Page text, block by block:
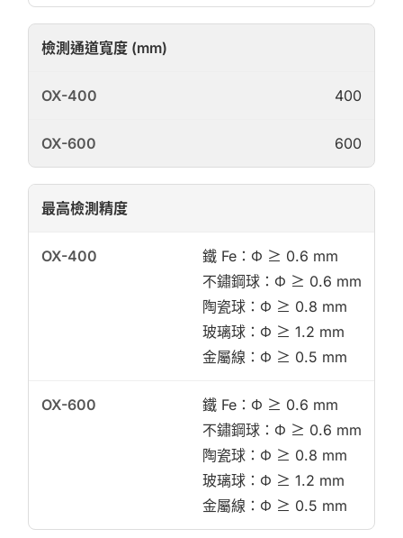
檢測通道寬度 (mm)
400
600
最高檢測精度
鐵 Fe：Φ ≥ 0.6 mm
不鏽鋼球：Φ ≥ 0.6 mm
陶瓷球：Φ ≥ 0.8 mm
玻璃球：Φ ≥ 1.2 mm
金屬線：Φ ≥ 0.5 mm
鐵 Fe：Φ ≥ 0.6 mm
不鏽鋼球：Φ ≥ 0.6 mm
陶瓷球：Φ ≥ 0.8 mm
玻璃球：Φ ≥ 1.2 mm
金屬線：Φ ≥ 0.5 mm